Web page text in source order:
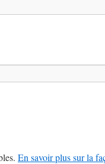
En savoir plus sur la